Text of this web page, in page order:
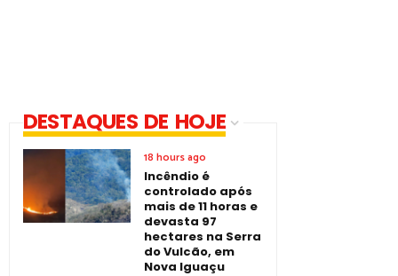
DESTAQUES DE HOJE
18 hours ago
Incêndio é
controlado após
mais de 11 horas e
devasta 97
hectares na Serra
do Vulcão, em
Nova Iguaçu